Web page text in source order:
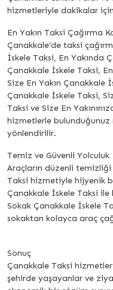
hizmetleriyle dakikalar
En Yakın Taksi Çağırma
Çanakkale’de taksi
İskele Taksi, En Yakında
Çanakkale İskele Taksi,
Size En Yakın Çanakkale
Çanakkale İskele Taksi,
Taksi ve Size En
hizmetlerle bulunduğunuz
yönlendirilir.
Temiz ve Güvenli Yolculuk
Araçların düzenli
Taksi hizmetiyle hijyenik
Çanakkale İskele Taksi
Sokak Çanakkale İskele
sokaktan kolayca araç
Sonuç
Çanakkale Taksi
şehirde yaşayanlar ve